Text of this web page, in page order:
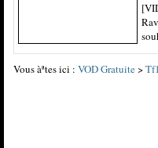
Vous àªtes ici : VOD Gratuite>